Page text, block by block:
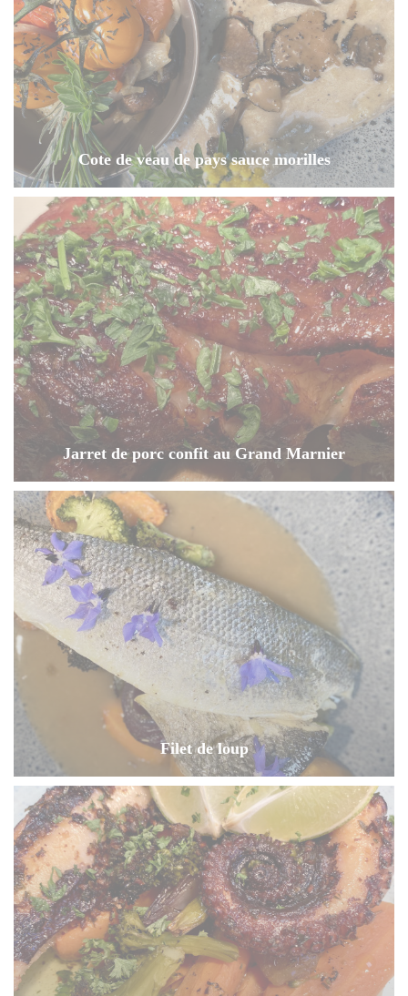
Cote de veau de pays sauce morilles
Jarret de porc confit au Grand Marnier
Filet de loup